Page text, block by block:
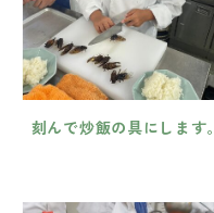
刻んで炒飯の具にします。